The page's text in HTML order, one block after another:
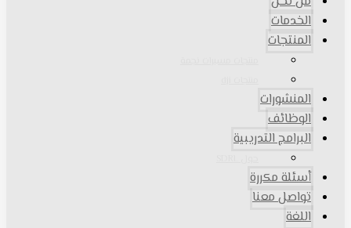
الخدمات
المنتجات
المنشورات
الوظائف
البرامج التدريبية
أسئلة مكررة
تواصل معنا
اللغة